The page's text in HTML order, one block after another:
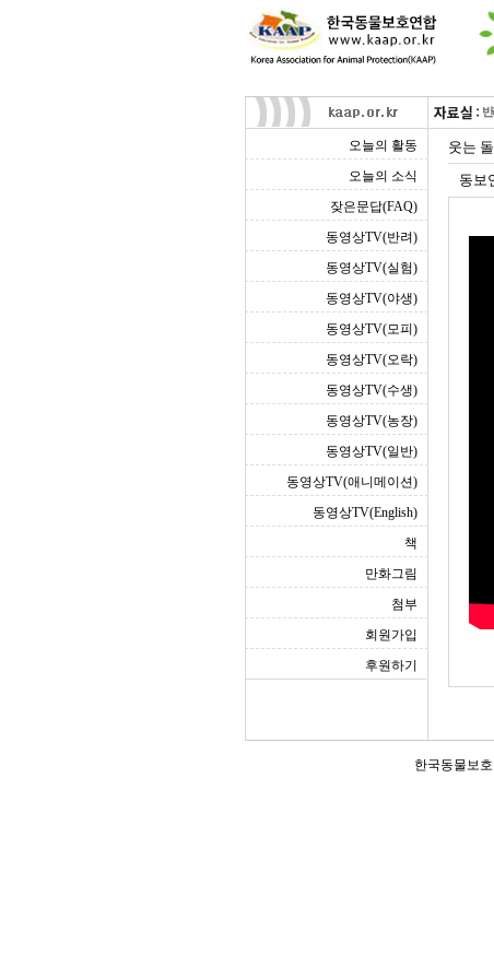
오늘의 활동
오늘의 소식
잦은문답(FAQ)
동영상TV(반려)
동영상TV(실험)
동영상TV(야생)
동영상TV(모피)
동영상TV(오락)
동영상TV(수생)
동영상TV(농장)
동영상TV(일반)
동영상TV(애니메이션)
동영상TV(English)
책
만화그림
첨부
회원가입
후원하기
웃는
동보
한국동물보호